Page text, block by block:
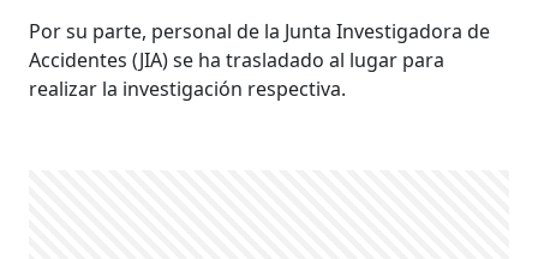
Por su parte, personal de la Junta Investigadora de
Accidentes (JIA) se ha trasladado al lugar para
realizar la investigación respectiva.